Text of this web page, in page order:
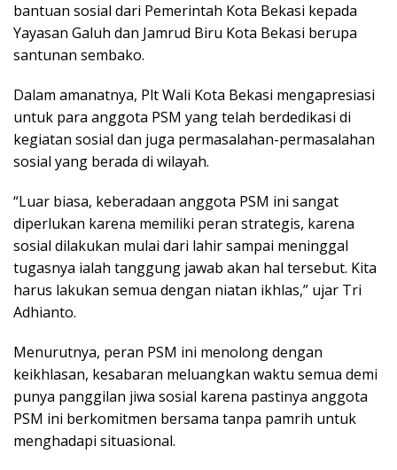
bantuan sosial dari Pemerintah Kota Bekasi kepada
Yayasan Galuh dan Jamrud Biru Kota Bekasi berupa
santunan sembako.
Dalam amanatnya, Plt Wali Kota Bekasi mengapresiasi
untuk para anggota PSM yang telah berdedikasi di
kegiatan sosial dan juga permasalahan-permasalahan
sosial yang berada di wilayah.
“Luar biasa, keberadaan anggota PSM ini sangat
diperlukan karena memiliki peran strategis, karena
sosial dilakukan mulai dari lahir sampai meninggal
tugasnya ialah tanggung jawab akan hal tersebut. Kita
harus lakukan semua dengan niatan ikhlas,” ujar Tri
Adhianto.
Menurutnya, peran PSM ini menolong dengan
keikhlasan, kesabaran meluangkan waktu semua demi
punya panggilan jiwa sosial karena pastinya anggota
PSM ini berkomitmen bersama tanpa pamrih untuk
menghadapi situasional.